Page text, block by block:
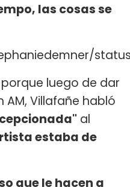
las cosas se
luego de dar
AM, Villafañe habló
al
estaba de
que le hacen a